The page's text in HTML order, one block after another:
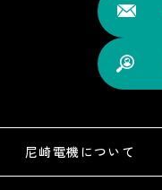
尼崎電機について